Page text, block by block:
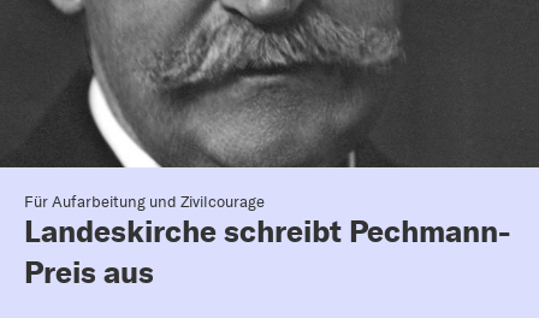
Für Aufarbeitung und Zivilcourage
Landeskirche schreibt Pechmann-
Preis aus